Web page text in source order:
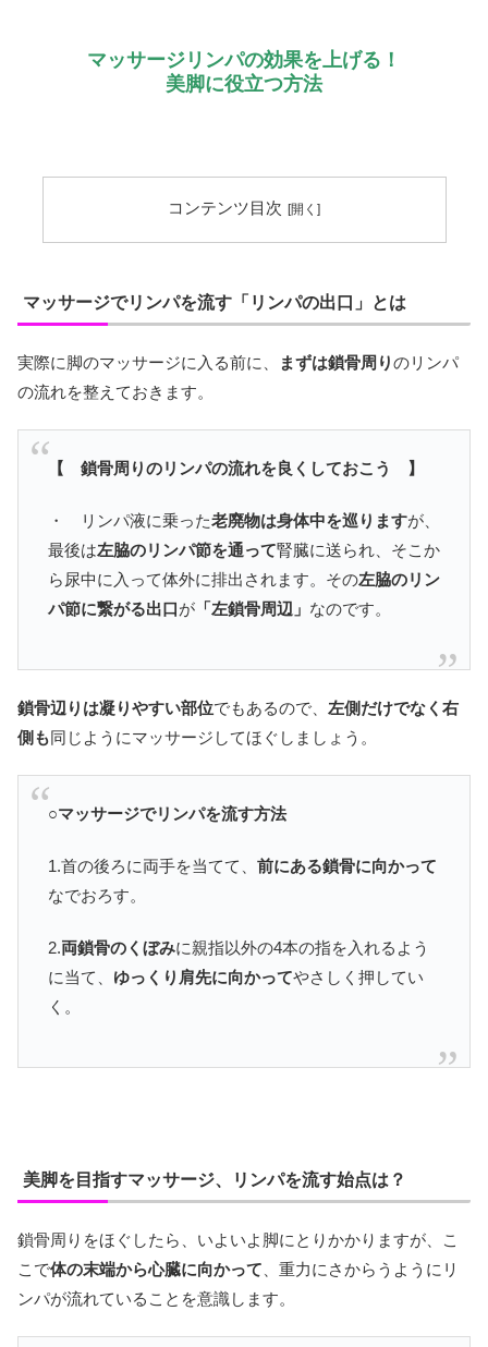
マッサージリンパの効果を上げる！
美脚に役立つ方法
コンテンツ目次
マッサージでリンパを流す「リンパの出口」とは
実際に脚のマッサージに入る前に、 まずは鎖骨周りのリンパ
の流れを整えておきます。
【 鎖骨周りのリンパの流れを良くしておこう 】
・ リンパ液に乗った老廃物は身体中を巡りますが、
最後は左脇のリンパ節を通って腎臓に送られ、そこか
ら尿中に入って体外に排出されます。その左脇のリン
パ節に繋がる出口が 「左鎖骨周辺」 なのです。
鎖骨辺りは凝りやすい部位でもあるので、 左側だけでなく右
側も同じようにマッサージしてほぐしましょう。
○マッサージでリンパを流す方法
1.首の後ろに両手を当てて、 前にある鎖骨に向かって
なでおろす。
2.両鎖骨のくぼみに親指以外の4本の指を入れるよう
に当て、 ゆっくり肩先に向かってやさしく押してい
く。
美脚を目指すマッサージ、リンパを流す始点は？
鎖骨周りをほぐしたら、いよいよ脚にとりかかりますが、こ
こで体の末端から心臓に向かって 、重力にさからうようにリ
ンパが流れていることを意識します。